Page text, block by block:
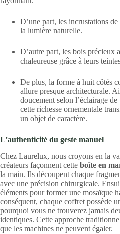
D’une part, les incrustations
la lumière naturelle.
D’autre part, les bois précieux
chaleureuse grâce à leurs
De plus, la forme à huit côtés
allure presque architecturale.
doucement selon l’éclairage
cette richesse ornementale
un objet de caractère.
L’authenticité du geste manuel
Chez Laurelux, nous croyons en la
créateurs façonnent cette boîte en
la main. Ils découpent chaque
avec une précision chirurgicale.
éléments pour former une mosaïque
conséquent, chaque coffret possède
pourquoi vous ne trouverez jamais
identiques. Cette approche
que les machines ne peuvent égaler.